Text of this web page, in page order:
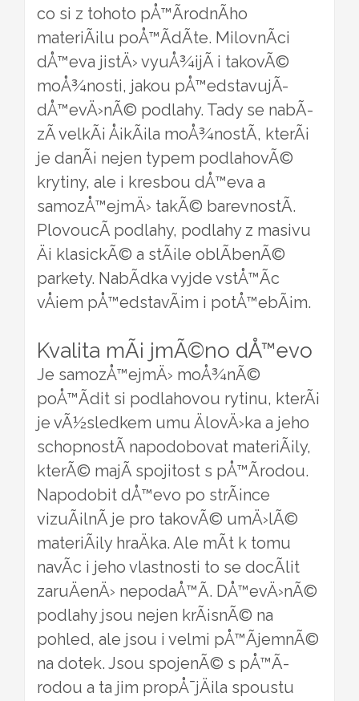
co si z tohoto pÅ™Ã­rodnÃ­ho
materiÃ¡lu poÅ™Ã­dÃ­te. MilovnÃ­ci
dÅ™eva jistÄ› vyuÅ¾ijÃ­ i takovÃ©
moÅ¾nosti, jakou pÅ™edstavujÃ­
dÅ™evÄ›nÃ© podlahy. Tady se nabÃ­
zÃ­ velkÃ¡ Å¡kÃ¡la moÅ¾nostÃ­, kterÃ¡
je danÃ¡ nejen typem podlahovÃ©
krytiny, ale i kresbou dÅ™eva a
samozÅ™ejmÄ› takÃ© barevnostÃ­.
PlovoucÃ­ podlahy, podlahy z masivu
Äi klasickÃ© a stÃ¡le oblÃ­benÃ©
parkety. NabÃ­dka vyjde vstÅ™Ã­c
vÅ¡em pÅ™edstavÃ¡m i potÅ™ebÃ¡m.
Kvalita mÃ¡ jmÃ©no dÅ™evo
Je samozÅ™ejmÄ› moÅ¾nÃ©
poÅ™Ã­dit si podlahovou rytinu, kterÃ¡
je vÃ½sledkem umu ÄlovÄ›ka a jeho
schopnostÃ­ napodobovat materiÃ¡ly,
kterÃ© majÃ­ spojitost s pÅ™Ã­rodou.
Napodobit dÅ™evo po strÃ¡nce
vizuÃ¡lnÃ­ je pro takovÃ© umÄ›lÃ©
materiÃ¡ly hraÄka. Ale mÃ­t k tomu
navÃ­c i jeho vlastnosti to se docÃ­lit
zaruÄenÄ› nepodaÅ™Ã­. DÅ™evÄ›nÃ©
podlahy jsou nejen krÃ¡snÃ© na
pohled, ale jsou i velmi pÅ™Ã­jemnÃ©
na dotek. Jsou spojenÃ© s pÅ™Ã­
rodou a ta jim propÅ¯jÄila spoustu